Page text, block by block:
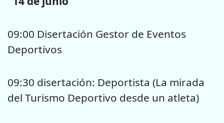
09:00 Disertación Gestor de Eventos
Deportivos
09:30 disertación: Deportista (La mirada
del Turismo Deportivo desde un atleta)